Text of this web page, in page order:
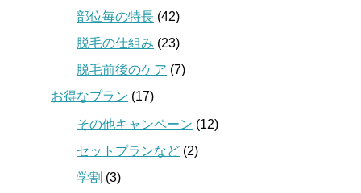
部位毎の特長 (42)
脱毛の仕組み (23)
脱毛前後のケア (7)
お得なプラン (17)
その他キャンペーン (12)
セットプランなど (2)
学割 (3)